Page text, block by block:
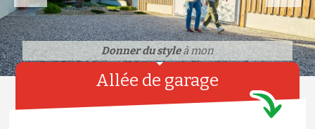
Donner du styleà mon
Allée de garage